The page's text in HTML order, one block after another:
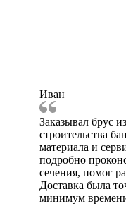
Иван
Заказывал брус
строительства
материала и
подробно
сечения, помог
Доставка была
минимум